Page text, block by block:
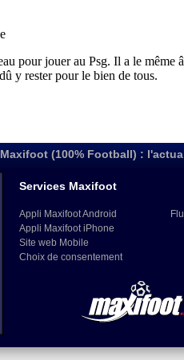
Maxifoot (100% Football) :
Services Maxifoot
Appli Maxifoot Android
Appli Maxifoot iPhone
Site web Mobile
Choix de consentement